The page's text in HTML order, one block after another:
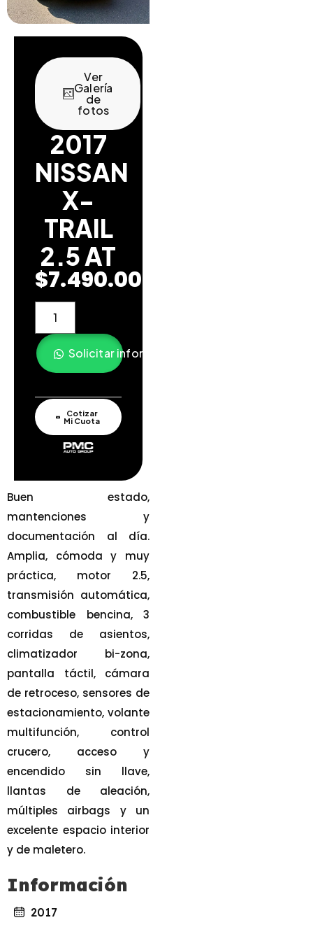
Ver
Galería
de
fotos
2017
NISSAN
X-
TRAIL
2.5 AT
$7.490.000
Solicitar información
Cotizar
Mi Cuota
Buen estado,
mantenciones y
documentación al día.
Amplia, cómoda y muy
práctica, motor 2.5,
transmisión automática,
combustible bencina, 3
corridas de asientos,
climatizador bi-zona,
pantalla táctil, cámara
de retroceso, sensores de
estacionamiento, volante
multifunción, control
crucero, acceso y
encendido sin llave,
llantas de aleación,
múltiples airbags y un
excelente espacio interior
y de maletero.
Información
2017